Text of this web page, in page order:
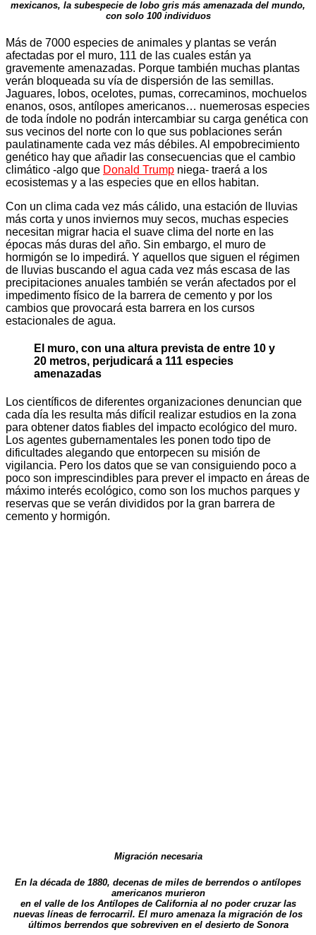
mexicanos, la subespecie de lobo gris más amenazada del mundo,
con solo 100 individuos
Más de 7000 especies de animales y plantas se verán
afectadas por el muro, 111 de las cuales están ya
gravemente amenazadas. Porque también muchas plantas
verán bloqueada su vía de dispersión de las semillas.
Jaguares, lobos, ocelotes, pumas, correcaminos, mochuelos
enanos, osos, antílopes americanos… nuemerosas especies
de toda índole no podrán intercambiar su carga genética con
sus vecinos del norte con lo que sus poblaciones serán
paulatinamente cada vez más débiles. Al empobrecimiento
genético hay que añadir las consecuencias que el cambio
climático -algo que Donald Trump niega- traerá a los
ecosistemas y a las especies que en ellos habitan.
Con un clima cada vez más cálido, una estación de lluvias
más corta y unos inviernos muy secos, muchas especies
necesitan migrar hacia el suave clima del norte en las
épocas más duras del año. Sin embargo, el muro de
hormigón se lo impedirá. Y aquellos que siguen el régimen
de lluvias buscando el agua cada vez más escasa de las
precipitaciones anuales también se verán afectados por el
impedimento físico de la barrera de cemento y por los
cambios que provocará esta barrera en los cursos
estacionales de agua.
El muro, con una altura prevista de entre 10 y
20 metros, perjudicará a 111 especies
amenazadas
Los científicos de diferentes organizaciones denuncian que
cada día les resulta más difícil realizar estudios en la zona
para obtener datos fiables del impacto ecológico del muro.
Los agentes gubernamentales les ponen todo tipo de
dificultades alegando que entorpecen su misión de
vigilancia. Pero los datos que se van consiguiendo poco a
poco son imprescindibles para prever el impacto en áreas de
máximo interés ecológico, como son los muchos parques y
reservas que se verán divididos por la gran barrera de
cemento y hormigón.
Migración necesaria
En la década de 1880, decenas de miles de berrendos o antílopes
americanos murieron
en el valle de los Antílopes de California al no poder cruzar las
nuevas líneas de ferrocarril. El muro amenaza la migración de los
últimos berrendos que sobreviven en el desierto de Sonora